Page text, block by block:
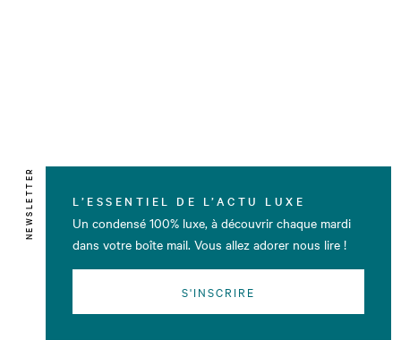
NEWSLETTER L’ESSENTIEL DE L’ACTU LUXE
Un condensé 100% luxe, à découvrir chaque mardi
dans votre boîte mail. Vous allez adorer nous lire !
S'INSCRIRE